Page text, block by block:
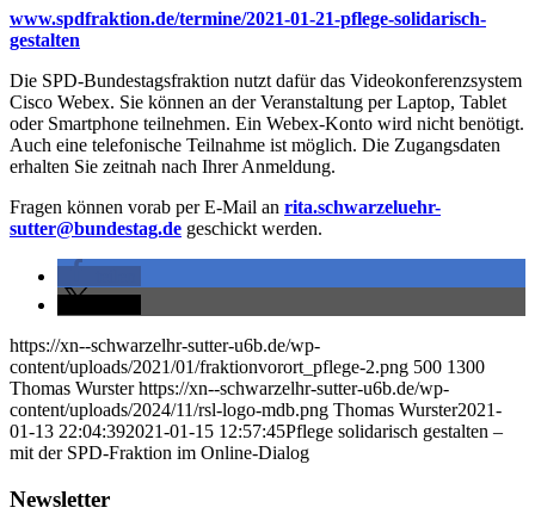
www.spdfraktion.de/termine/2021-01-21-pflege-solidarisch-
gestalten
Die SPD-Bundestagsfraktion nutzt dafür das Videokonferenzsystem
Cisco Webex. Sie können an der Veranstaltung per Laptop, Tablet
oder Smartphone teilnehmen. Ein Webex-Konto wird nicht benötigt.
Auch eine telefonische Teilnahme ist möglich. Die Zugangsdaten
erhalten Sie zeitnah nach Ihrer Anmeldung.
Fragen können vorab per E-Mail an rita.schwarzeluehr-
sutter@bundestag.de geschickt werden.
https://xn--schwarzelhr-sutter-u6b.de/wp-
content/uploads/2021/01/fraktionvorort_pflege-2.png 500 1300
Thomas Wurster https://xn--schwarzelhr-sutter-u6b.de/wp-
content/uploads/2024/11/rsl-logo-mdb.png Thomas Wurster2021-
01-13 22:04:392021-01-15 12:57:45Pflege solidarisch gestalten –
mit der SPD-Fraktion im Online-Dialog
Newsletter